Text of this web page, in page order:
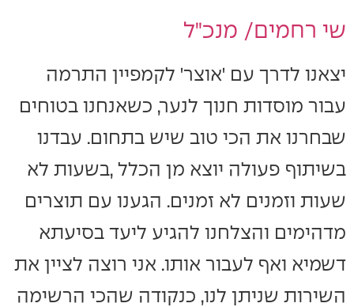
שי רחמים/ מנכ"ל
יצאנו לדרך עם 'אוצר' לקמפיין התרמה
עבור מוסדות חנוך לנער, כשאנחנו בטוחים
שבחרנו את הכי טוב שיש בתחום. עבדנו
בשיתוף פעולה יוצא מן הכלל ,בשעות לא
שעות וזמנים לא זמנים. הגענו עם תוצרים
מדהימים והצלחנו להגיע ליעד בסיעתא
דשמיא ואף לעבור אותו. אני רוצה לציין את
השירות שניתן לנו, כנקודה שהכי הרשימה